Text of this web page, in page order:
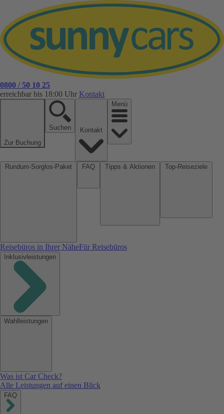
0800 / 50 10 25
erreichbar bis 18:00 Uhr Kontakt
Zur Buchung
Suchen
Menü
Reisebüros in Ihrer NäheFür Reisebüros
Inklusivleistungen
Wahlleistungen
Was ist Car Check?
Alle Leistungen auf einen Blick
FAQ